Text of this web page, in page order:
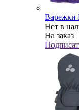
Варежки
Нет в
На заказ